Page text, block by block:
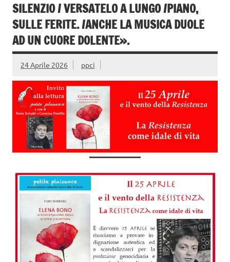
SILENZIO / VERSATELO A LUNGO /PIANO,
SULLE FERITE. /ANCHE LA MUSICA DUOLE
AD UN CUORE DOLENTE».
24 Aprile 2026 ppci